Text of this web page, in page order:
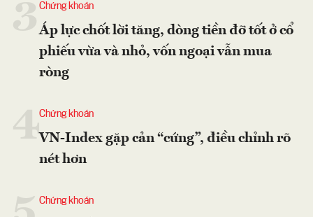
Chứng khoán
Áp lực chốt lời tăng, dòng tiền đỡ tốt ở cổ
phiếu vừa và nhỏ, vốn ngoại vẫn mua
ròng
4Chứng khoán
VN-Index gặp cản “cứng”, điều chỉnh rõ
nét hơn
Chứng khoán